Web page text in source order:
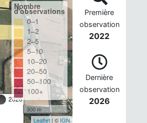
2026
Nombre
d'observations
0–1
1–2
2–5
5–10
10–20
20–50
50–100
100+
300 m
Leaflet| © IGN
Première
observation
2022
Dernière
observation
2026